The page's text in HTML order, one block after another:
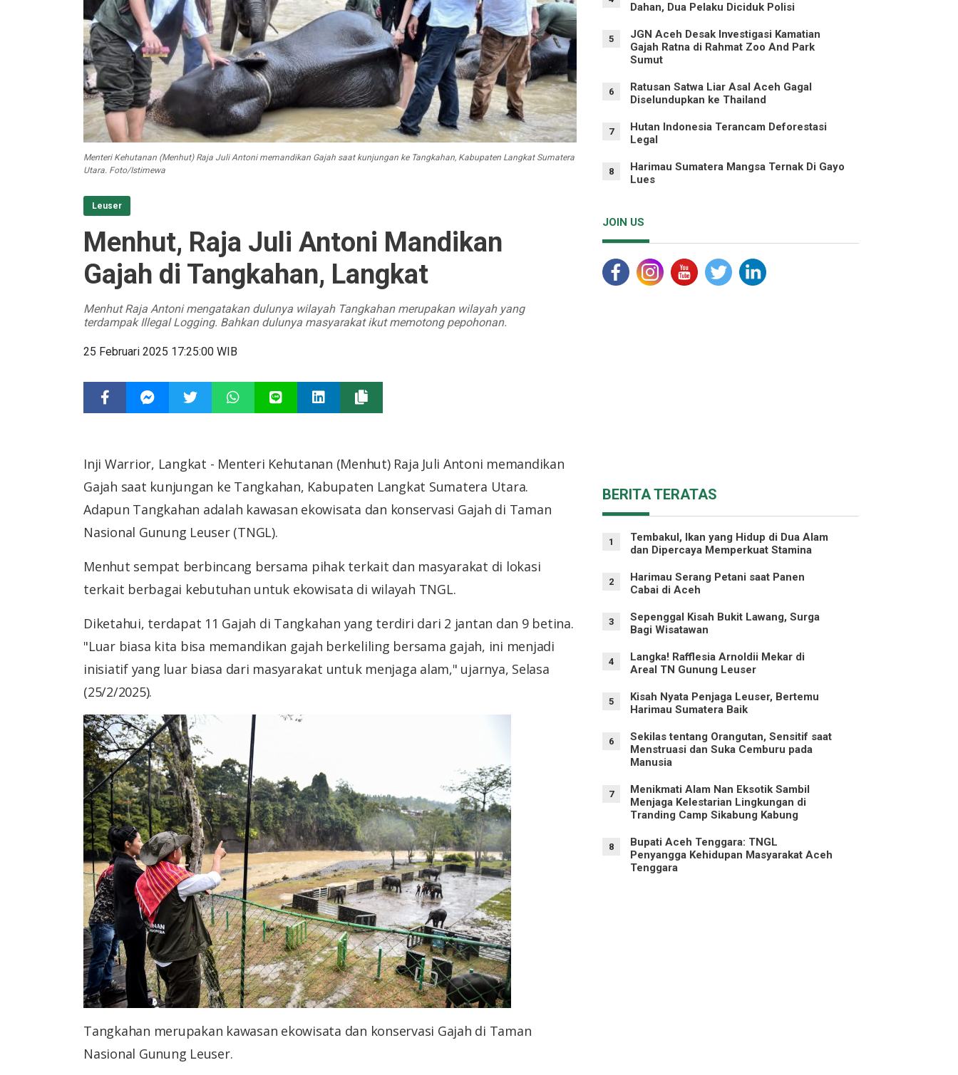
Menteri Kehutanan (Menhut) Raja Juli Antoni memandikan Gajah saat kunjungan ke Tangkahan, Kabupaten Langkat Sumatera
Utara. Foto/Istimewa
Leuser
Menhut, Raja Juli Antoni Mandikan
Gajah di Tangkahan, Langkat
Menhut Raja Antoni mengatakan dulunya wilayah Tangkahan merupakan wilayah yang
terdampak Illegal Logging. Bahkan dulunya masyarakat ikut memotong pepohonan.
25 Februari 2025 17:25:00 WIB
Inji Warrior, Langkat - Menteri Kehutanan (Menhut) Raja Juli Antoni memandikan
Gajah saat kunjungan ke Tangkahan, Kabupaten Langkat Sumatera Utara.
Adapun Tangkahan adalah kawasan ekowisata dan konservasi Gajah di Taman
Nasional Gunung Leuser (TNGL).
Menhut sempat berbincang bersama pihak terkait dan masyarakat di lokasi
terkait berbagai kebutuhan untuk ekowisata di wilayah TNGL.
Diketahui, terdapat 11 Gajah di Tangkahan yang terdiri dari 2 jantan dan 9 betina.
"Luar biasa kita bisa memandikan gajah berkeliling bersama gajah, ini menjadi
inisiatif yang luar biasa dari masyarakat untuk menjaga alam," ujarnya, Selasa
(25/2/2025).
Tangkahan merupakan kawasan ekowisata dan konservasi Gajah di Taman
Nasional Gunung Leuser.
Dahan, Dua Pelaku Diciduk Polisi
5
JGN Aceh Desak Investigasi Kamatian
Gajah Ratna di Rahmat Zoo And Park
Sumut
6
Ratusan Satwa Liar Asal Aceh Gagal
Diselundupkan ke Thailand
7
Hutan Indonesia Terancam Deforestasi
Legal
8
Harimau Sumatera Mangsa Ternak Di Gayo
Lues
JOIN US
BERITA TERATAS
1
Tembakul, Ikan yang Hidup di Dua Alam
dan Dipercaya Memperkuat Stamina
2
Harimau Serang Petani saat Panen
Cabai di Aceh
3
Sepenggal Kisah Bukit Lawang, Surga
Bagi Wisatawan
4
Langka! Rafflesia Arnoldii Mekar di
Areal TN Gunung Leuser
5
Kisah Nyata Penjaga Leuser, Bertemu
Harimau Sumatera Baik
6
Sekilas tentang Orangutan, Sensitif saat
Menstruasi dan Suka Cemburu pada
Manusia
7
Menikmati Alam Nan Eksotik Sambil
Menjaga Kelestarian Lingkungan di
Tranding Camp Sikabung Kabung
8
Bupati Aceh Tenggara: TNGL
Penyangga Kehidupan Masyarakat Aceh
Tenggara